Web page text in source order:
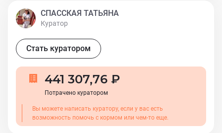
СПАССКАЯ ТАТЬЯНА
Куратор
Стать куратором
441 307,76 ₽
Потрачено куратором
Вы можете написать куратору, если у вас есть
возможность помочь с кормом или чем-то еще.